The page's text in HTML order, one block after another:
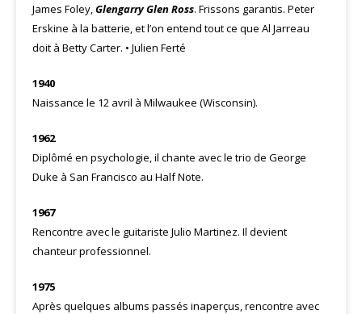
James Foley,Glengarry Glen Ross. Frissons garantis. Peter
Erskine à la batterie, et l’on entend tout ce que Al Jarreau
doit à Betty Carter. • Julien Ferté
1940
Naissance le 12 avril à Milwaukee (Wisconsin).
1962
Diplômé en psychologie, il chante avec le trio de George
Duke à San Francisco au Half Note.
1967
Rencontre avec le guitariste Julio Martinez. Il devient
chanteur professionnel.
1975
Après quelques albums passés inaperçus, rencontre avec